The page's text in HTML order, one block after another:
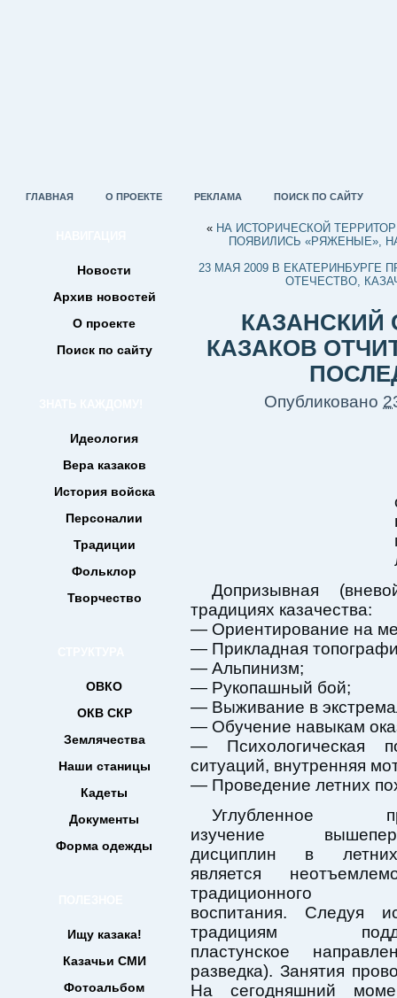
ГЛАВНАЯ О ПРОЕКТЕ РЕКЛАМА ПОИСК ПО САЙТУ
Новости
Архив новостей
О проекте
Поиск по сайту
Идеология
Вера казаков
История войска
Персоналии
Традиции
Фольклор
Творчество
ОВКО
ОКВ СКР
Землячества
Наши станицы
Кадеты
Документы
Форма одежды
Ищу казака!
Казачьи СМИ
Фотоальбом
« НА ИСТОРИЧЕСКОЙ
ПОЯВИЛИСЬ «РЯЖЕНЫЕ»,
23 МАЯ 2009 В ЕКАТЕРИНБУРГЕ
ОТЕЧЕСТВО,
КАЗАНСКИЙ
КАЗАКОВ
Опубликовано
Допризывная
традициях казачества:
— Ориентирование на
— Прикладная
— Альпинизм;
— Рукопашный бой;
— Выживание в
— Обучение навыкам
— Психологическая
ситуаций, внутренняя
— Проведение летних
Углубленное
изучение
дисциплин в
является
традиционного
воспитания. Следуя
традициям
пластунское
разведка). Занятия
На сегодняшний